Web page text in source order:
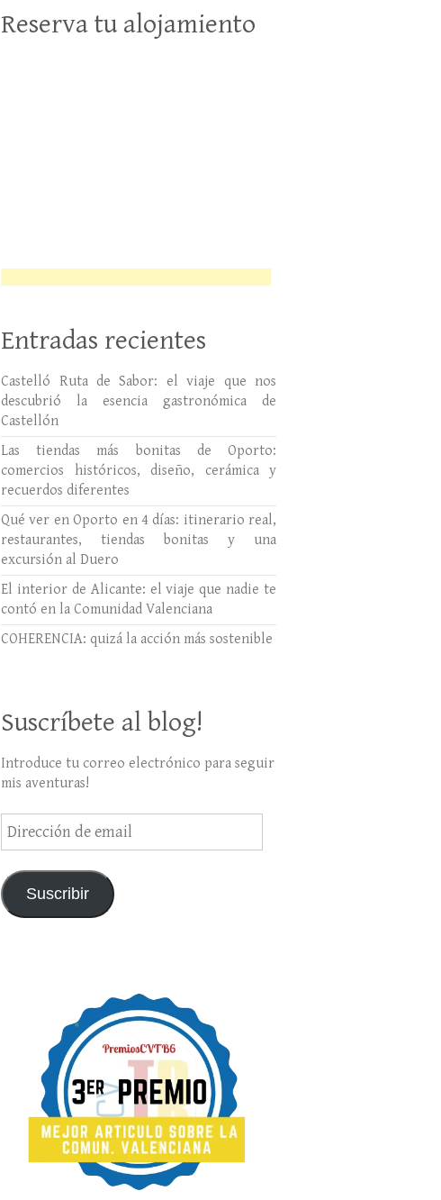
Reserva tu alojamiento
Entradas recientes
Castelló Ruta de Sabor: el viaje que nos
descubrió la esencia gastronómica de
Castellón
Las tiendas más bonitas de Oporto:
comercios históricos, diseño, cerámica y
recuerdos diferentes
Qué ver en Oporto en 4 días: itinerario real,
restaurantes, tiendas bonitas y una
excursión al Duero
El interior de Alicante: el viaje que nadie te
contó en la Comunidad Valenciana
COHERENCIA: quizá la acción más sostenible
Suscríbete al blog!
Introduce tu correo electrónico para seguir
mis aventuras!
Dirección
de
Suscribir